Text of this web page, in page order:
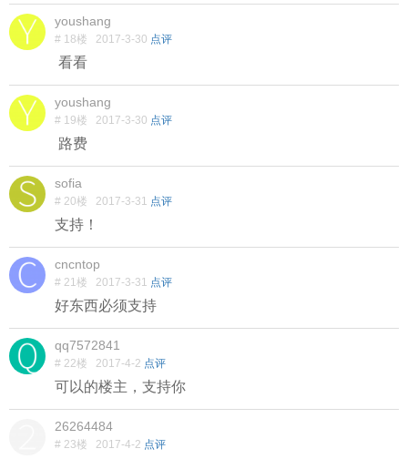
youshang
# 18楼 2017-3-30 点评
看看
youshang
# 19楼 2017-3-30 点评
路费
sofia
# 20楼 2017-3-31 点评
支持！
cncntop
# 21楼 2017-3-31 点评
好东西必须支持
qq7572841
# 22楼 2017-4-2 点评
可以的楼主，支持你
26264484
# 23楼 2017-4-2 点评